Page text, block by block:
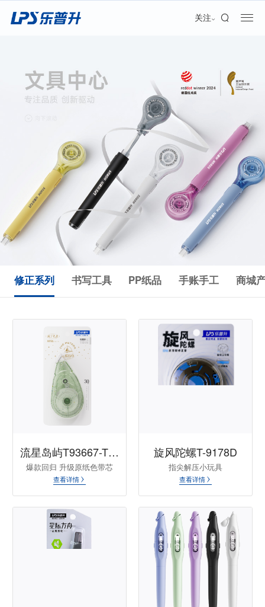
关注
加盟合作
修正系列 书写工具 PP纸品 手账手工 商城
流星岛屿T93667-T93670
爆款回归 升级原纸色带芯
查看详情
旋风陀螺T-9178D
指尖解压小玩具
查看详情